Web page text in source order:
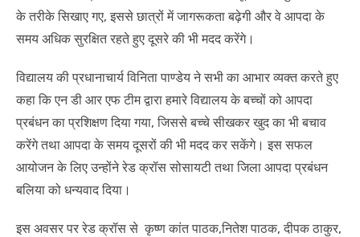
के तरीके सिखाए गए, इससे छात्रों में जागरूकता बढ़ेगी और वे आपदा के
समय अधिक सुरक्षित रहते हुए दूसरे की भी मदद करेंगे।
विद्यालय की प्रधानाचार्य विनिता पाण्डेय ने सभी का आभार व्यक्त करते हुए
कहा कि एन डी आर एफ टीम द्वारा हमारे विद्यालय के बच्चों को आपदा
प्रबंधन का प्रशिक्षण दिया गया, जिससे बच्चे सीखकर खुद का भी बचाव
करेंगे तथा आपदा के समय दूसरों की भी मदद कर सकेंगे। इस सफल
आयोजन के लिए उन्होंने रेड क्रॉस सोसायटी तथा जिला आपदा प्रबंधन
बलिया को धन्यवाद दिया।
इस अवसर पर रेड क्रॉस से कृष्ण कांत पाठक,नितेश पाठक, दीपक ठाकुर,